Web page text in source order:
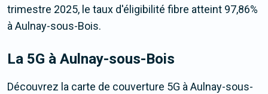
trimestre 2025, le taux d'éligibilité fibre atteint 97,86%
à Aulnay-sous-Bois.
La 5G à Aulnay-sous-Bois
Découvrez la carte de couverture 5G à Aulnay-sous-